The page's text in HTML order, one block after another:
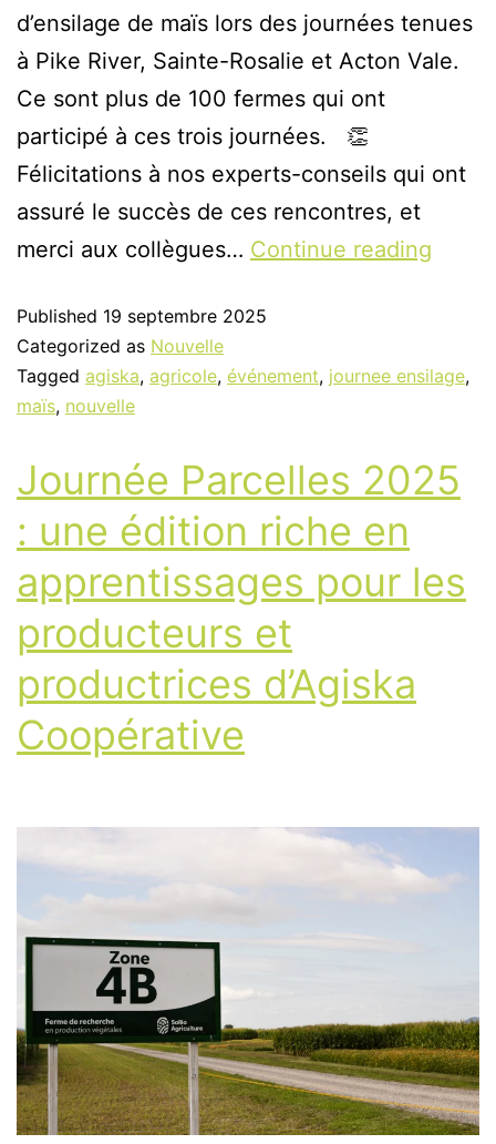
d’ensilage de maïs lors des journées tenues
à Pike River, Sainte-Rosalie et Acton Vale.
Ce sont plus de 100 fermes qui ont
participé à ces trois journées. 👏
Félicitations à nos experts-conseils qui ont
assuré le succès de ces rencontres, et
merci aux collègues… Continue reading
Published 19 septembre 2025
Categorized as Nouvelle
Tagged agiska, agricole, événement, journee ensilage,
maïs, nouvelle
Journée Parcelles 2025
: une édition riche en
apprentissages pour les
producteurs et
productrices d’Agiska
Coopérative